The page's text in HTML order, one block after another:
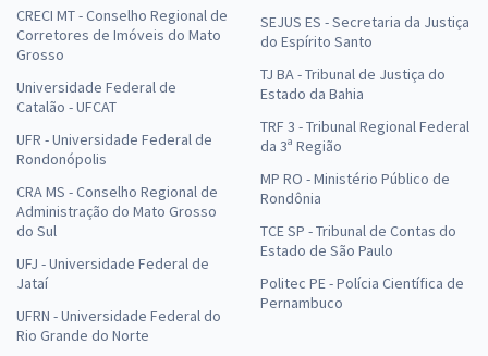
CRECI MT - Conselho Regional de
Corretores de Imóveis do Mato
Grosso
Universidade Federal de
Catalão - UFCAT
UFR - Universidade Federal de
Rondonópolis
CRA MS - Conselho Regional de
Administração do Mato Grosso
do Sul
UFJ - Universidade Federal de
Jataí
UFRN - Universidade Federal do
Rio Grande do Norte
SEJUS ES - Secretaria da Justiça
do Espírito Santo
TJ BA - Tribunal de Justiça do
Estado da Bahia
TRF 3 - Tribunal Regional Federal
da 3ª Região
MP RO - Ministério Público de
Rondônia
TCE SP - Tribunal de Contas do
Estado de São Paulo
Politec PE - Polícia Científica de
Pernambuco